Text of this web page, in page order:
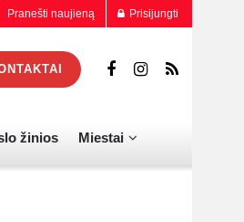
Pranešti naujieną Prisijungti
žinios Miestai